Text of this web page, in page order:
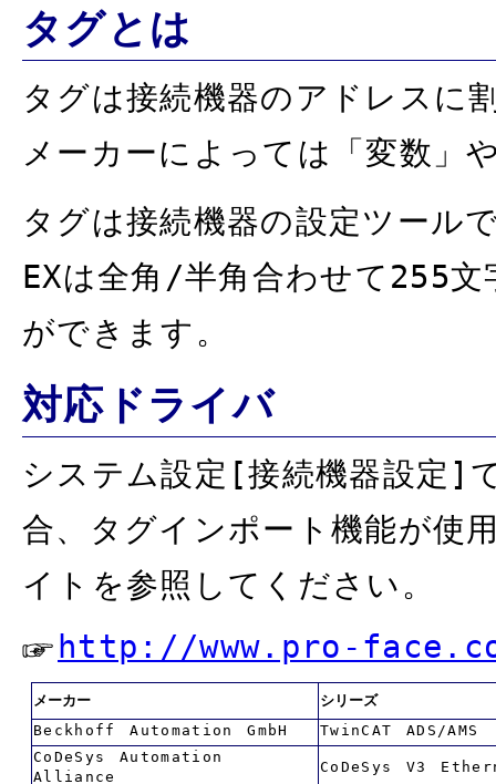
タグとは
タグは接続機器のアドレスに
メーカーによっては「変数」
タグは接続機器の設定ツール
EXは全角/半角合わせて255
ができます。
対応ドライバ
システム設定[接続機器設定]
合、タグインポート機能が使
イトを参照してください。
http://www.pro-
メーカー
シリーズ
Beckhoff Automation GmbH
TwinCAT ADS/AMS
CoDeSys Automation
Alliance
CoDeSys V3